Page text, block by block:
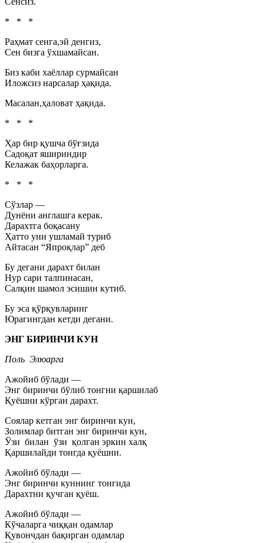
* * *
Раҳмат сенга,эй денгиз,
Сен бизга ўхшамайсан.
Биз каби хаёллар сурмайсан
Иложсиз нарсалар ҳақида.
Масалан,ҳаловат ҳақида.
* * *
Ҳар бир қушча бўғзида
Садоқат яшириндир
Келажак баҳорларга.
* * *
Сўзлар —
Дунёни англашга керак.
Дарахтга боқасану
Ҳатто уни ушламай туриб
Айтасан “Япроқлар” деб
Бу дегани дарахт билан
Нур сари талпинасан,
Салқин шамол эсишин кутиб.
Бу эса қўрқувларинг
Юрагингдан кетди дегани.
ЭНГ БИРИНЧИ КУН
Поль Элюарга
Ажойиб бўлади —
Энг биринчи бўлиб тонгни қаршилаб
Қуёшни кўрган дарахт.
Соялар кетган энг биринчи кун,
Золимлар битган энг биринчи кун,
Ўзи билан ўзи қолган эркин халқ
Қаршилайди тонгда қуёшни.
Ажойиб бўлади —
Энг биринчи куннинг тонгида
Дарахтни қучган қуёш.
Ажойиб бўлади —
Кўчаларга чиққан одамлар
Қувончдан бақирган одамлар